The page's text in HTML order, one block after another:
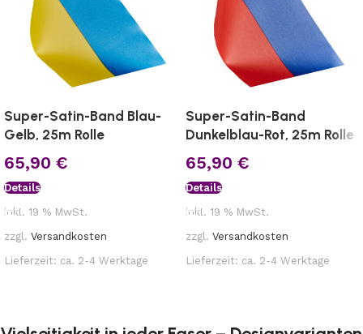
Super-Satin-Band Blau-
Gelb, 25m Rolle
65,90 €
Details
inkl. 19 % MwSt.
zzgl. Versandkosten
Lieferzeit: ca. 2-4 Werktage
Super-Satin-Band
Dunkelblau-Rot, 25m Rolle
65,90 €
Details
inkl. 19 % MwSt.
zzgl. Versandkosten
Lieferzeit: ca. 2-4 Werktage